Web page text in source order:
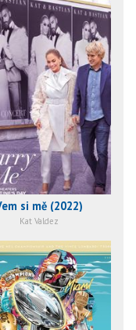
si mě (2022)
Kat Valdez